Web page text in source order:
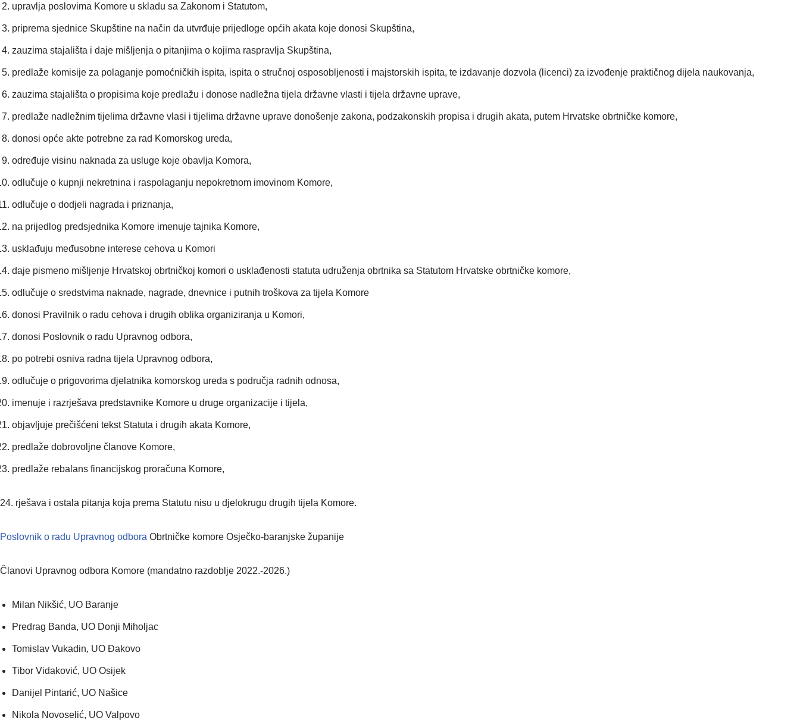
upravlja poslovima Komore u skladu sa Zakonom i Statutom,
priprema sjednice Skupštine na način da utvrđuje prijedloge općih akata koje donosi Skupština,
zauzima stajališta i daje mišljenja o pitanjima o kojima raspravlja Skupština,
predlaže komisije za polaganje pomoćničkih ispita, ispita o stručnoj osposobljenosti i majstorskih ispita, te izdavanje dozvola (licenci) za izvođenje praktičnog dijela naukovanja,
zauzima stajališta o propisima koje predlažu i donose nadležna tijela državne vlasti i tijela državne uprave,
predlaže nadležnim tijelima državne vlasi i tijelima državne uprave donošenje zakona, podzakonskih propisa i drugih akata, putem Hrvatske obrtničke komore,
donosi opće akte potrebne za rad Komorskog ureda,
određuje visinu naknada za usluge koje obavlja Komora,
odlučuje o kupnji nekretnina i raspolaganju nepokretnom imovinom Komore,
odlučuje o dodjeli nagrada i priznanja,
na prijedlog predsjednika Komore imenuje tajnika Komore,
usklađuju međusobne interese cehova u Komori
daje pismeno mišljenje Hrvatskoj obrtničkoj komori o usklađenosti statuta udruženja obrtnika sa Statutom Hrvatske obrtničke komore,
odlučuje o sredstvima naknade, nagrade, dnevnice i putnih troškova za tijela Komore
donosi Pravilnik o radu cehova i drugih oblika organiziranja u Komori,
donosi Poslovnik o radu Upravnog odbora,
po potrebi osniva radna tijela Upravnog odbora,
odlučuje o prigovorima djelatnika komorskog ureda s područja radnih odnosa,
imenuje i razrješava predstavnike Komore u druge organizacije i tijela,
objavljuje prečišćeni tekst Statuta i drugih akata Komore,
predlaže dobrovoljne članove Komore,
predlaže rebalans financijskog proračuna Komore,
24. rješava i ostala pitanja koja prema Statutu nisu u djelokrugu drugih tijela Komore.
Poslovnik o radu Upravnog odbora Obrtničke komore Osječko-baranjske županije
Članovi Upravnog odbora Komore (mandatno razdoblje 2022.-2026.)
Milan Nikšić, UO Baranje
Predrag Banda, UO Donji Miholjac
Tomislav Vukadin, UO Đakovo
Tibor Vidaković, UO Osijek
Danijel Pintarić, UO Našice
Nikola Novoselić, UO Valpovo